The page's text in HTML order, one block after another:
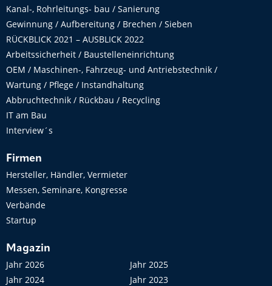
Kanal-, Rohrleitungs- bau / Sanierung
Gewinnung / Aufbereitung / Brechen / Sieben
RÜCKBLICK 2021 – AUSBLICK 2022
Arbeitssicherheit / Baustelleneinrichtung
OEM / Maschinen-, Fahrzeug- und Antriebstechnik /
Wartung / Pflege / Instandhaltung
Abbruchtechnik / Rückbau / Recycling
IT am Bau
Interview´s
Firmen
Hersteller, Händler, Vermieter
Messen, Seminare, Kongresse
Verbände
Startup
Magazin
Jahr 2026
Jahr 2025
Jahr 2024
Jahr 2023